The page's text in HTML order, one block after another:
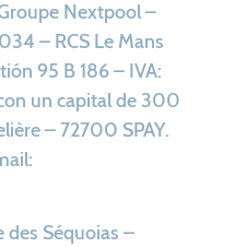
Nextpool –
– RCS Le Mans
95 B 186 – IVA:
un capital de 300
– 72700 SPAY.
des Séquoias –